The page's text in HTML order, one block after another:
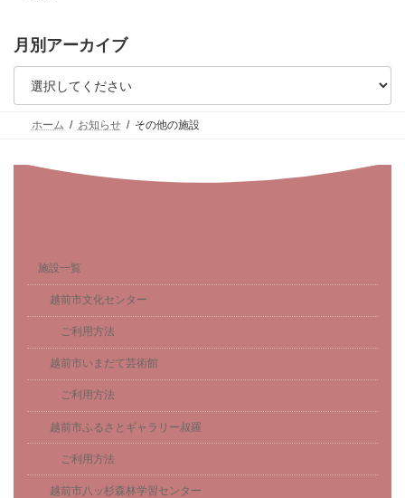
月別アーカイブ
ホーム お知らせ その他の施設
施設一覧
越前市文化センター
ご利用方法
越前市いまだて芸術館
ご利用方法
越前市ふるさとギャラリー叔羅
ご利用方法
越前市八ッ杉森林学習センター